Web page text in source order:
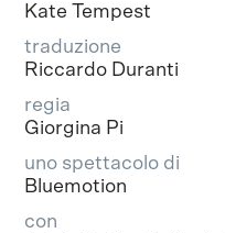
Kate Tempest
traduzione
Riccardo Duranti
regia
Giorgina Pi
uno spettacolo di
Bluemotion
con